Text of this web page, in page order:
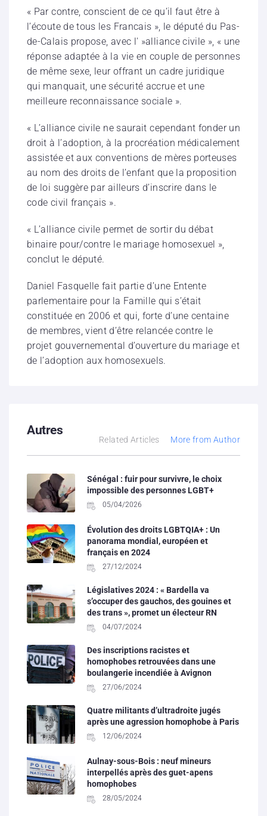
« Par contre, conscient de ce qu’il faut être à
l’écoute de tous les Francais », le député du Pas-
de-Calais propose, avec l' »alliance civile », « une
réponse adaptée à la vie en couple de personnes
de même sexe, leur offrant un cadre juridique
qui manquait, une sécurité accrue et une
meilleure reconnaissance sociale ».
« L’alliance civile ne saurait cependant fonder un
droit à l’adoption, à la procréation médicalement
assistée et aux conventions de mères porteuses
au nom des droits de l’enfant que la proposition
de loi suggère par ailleurs d’inscrire dans le
code civil français ».
« L’alliance civile permet de sortir du débat
binaire pour/contre le mariage homosexuel »,
conclut le député.
Daniel Fasquelle fait partie d’une Entente
parlementaire pour la Famille qui s’était
constituée en 2006 et qui, forte d’une centaine
de membres, vient d’être relancée contre le
projet gouvernemental d’ouverture du mariage et
de l’adoption aux homosexuels.
Autres
Related Articles More from Author
Sénégal : fuir pour survivre, le choix
impossible des personnes LGBT+
05/04/2026
Évolution des droits LGBTQIA+ : Un
panorama mondial, européen et
français en 2024
27/12/2024
Législatives 2024 : « Bardella va
s’occuper des gauchos, des gouines et
des trans », promet un électeur RN
04/07/2024
Des inscriptions racistes et
homophobes retrouvées dans une
boulangerie incendiée à Avignon
27/06/2024
Quatre militants d’ultradroite jugés
après une agression homophobe à Paris
12/06/2024
Aulnay-sous-Bois : neuf mineurs
interpellés après des guet-apens
homophobes
28/05/2024